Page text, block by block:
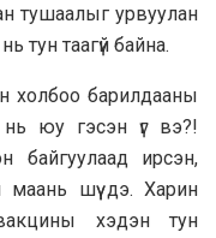
тушаалыг урвуулан
тун таагүй байна.
холбоо барилдааны
нь юу гэсэн үг вэ?!
байгуулаад ирсэн,
маань шүү дэ. Харин
хэдэн тун